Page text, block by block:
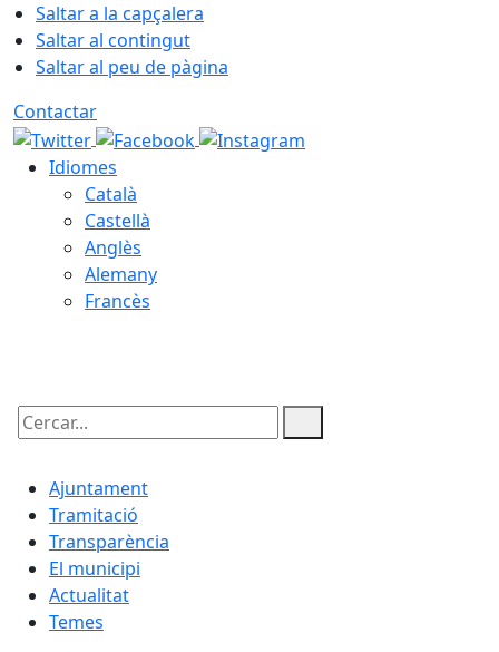
Saltar a la capçalera
Saltar al contingut
Saltar al peu de pàgina
Contactar
Idiomes
Català
Castellà
Anglès
Alemany
Francès
Cercar:
Ajuntament
Tramitació
Transparència
El municipi
Actualitat
Temes